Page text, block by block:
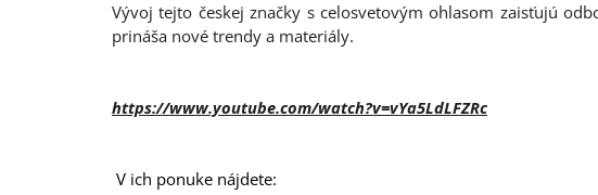
Vývoj tejto českej značky s celosvetovým ohlasom zaisťujú
prináša nové trendy a materiály.
https://www.youtube.com/watch?v=vYa5LdLFZRc
V ich ponuke nájdete: